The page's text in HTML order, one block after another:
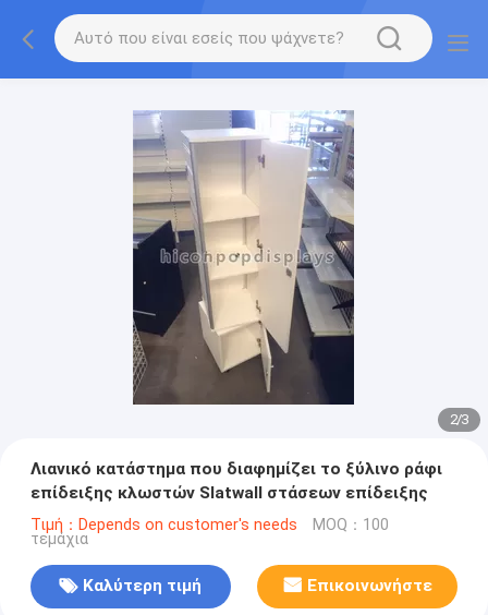
2/3
Λιανικό κατάστημα που διαφημίζει το ξύλινο ράφι
επίδειξης κλωστών Slatwall στάσεων επίδειξης
Τιμή：Depends on customer's needs MOQ：100
τεμάχια
Καλύτερη τιμή Επικοινωνήστε